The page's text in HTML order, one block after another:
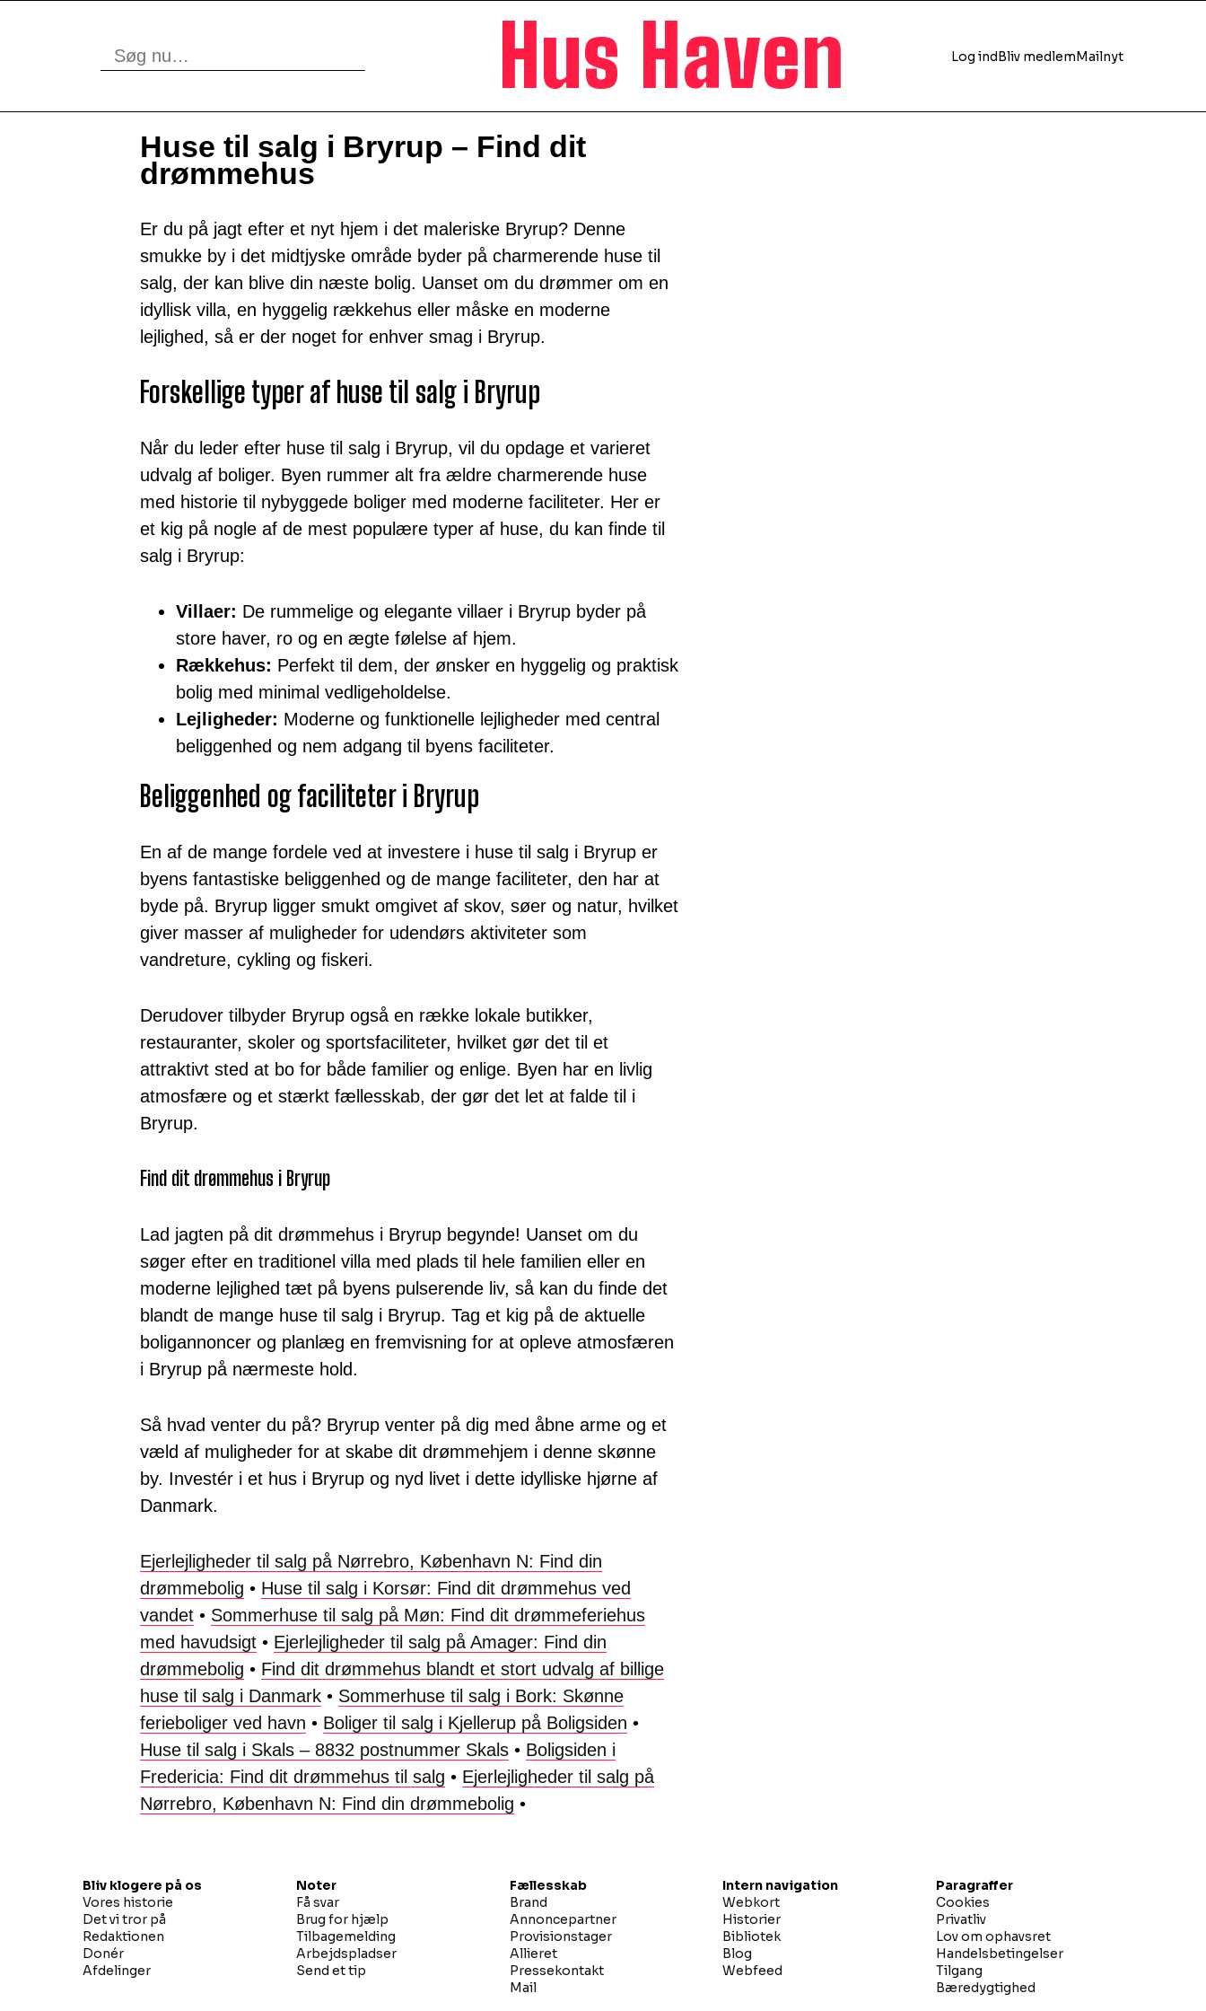
Hus Haven Log indBliv medlemMailnyt
Huse til salg i Bryrup – Find dit
drømmehus
Er du på jagt efter et nyt hjem i det maleriske Bryrup? Denne
smukke by i det midtjyske område byder på charmerende huse til
salg, der kan blive din næste bolig. Uanset om du drømmer om en
idyllisk villa, en hyggelig rækkehus eller måske en moderne
lejlighed, så er der noget for enhver smag i Bryrup.
Forskellige typer af huse til salg i Bryrup
Når du leder efter huse til salg i Bryrup, vil du opdage et varieret
udvalg af boliger. Byen rummer alt fra ældre charmerende huse
med historie til nybyggede boliger med moderne faciliteter. Her er
et kig på nogle af de mest populære typer af huse, du kan finde til
salg i Bryrup:
Villaer: De rummelige og elegante villaer i Bryrup byder på
store haver, ro og en ægte følelse af hjem.
Rækkehus: Perfekt til dem, der ønsker en hyggelig og praktisk
bolig med minimal vedligeholdelse.
Lejligheder: Moderne og funktionelle lejligheder med central
beliggenhed og nem adgang til byens faciliteter.
Beliggenhed og faciliteter i Bryrup
En af de mange fordele ved at investere i huse til salg i Bryrup er
byens fantastiske beliggenhed og de mange faciliteter, den har at
byde på. Bryrup ligger smukt omgivet af skov, søer og natur, hvilket
giver masser af muligheder for udendørs aktiviteter som
vandreture, cykling og fiskeri.
Derudover tilbyder Bryrup også en række lokale butikker,
restauranter, skoler og sportsfaciliteter, hvilket gør det til et
attraktivt sted at bo for både familier og enlige. Byen har en livlig
atmosfære og et stærkt fællesskab, der gør det let at falde til i
Bryrup.
Find dit drømmehus i Bryrup
Lad jagten på dit drømmehus i Bryrup begynde! Uanset om du
søger efter en traditionel villa med plads til hele familien eller en
moderne lejlighed tæt på byens pulserende liv, så kan du finde det
blandt de mange huse til salg i Bryrup. Tag et kig på de aktuelle
boligannoncer og planlæg en fremvisning for at opleve atmosfæren
i Bryrup på nærmeste hold.
Så hvad venter du på? Bryrup venter på dig med åbne arme og et
væld af muligheder for at skabe dit drømmehjem i denne skønne
by. Investér i et hus i Bryrup og nyd livet i dette idylliske hjørne af
Danmark.
Ejerlejligheder til salg på Nørrebro, København N: Find din
drømmebolig • Huse til salg i Korsør: Find dit drømmehus ved
vandet • Sommerhuse til salg på Møn: Find dit drømmeferiehus
med havudsigt • Ejerlejligheder til salg på Amager: Find din
drømmebolig • Find dit drømmehus blandt et stort udvalg af billige
huse til salg i Danmark • Sommerhuse til salg i Bork: Skønne
ferieboliger ved havn • Boliger til salg i Kjellerup på Boligsiden •
Huse til salg i Skals – 8832 postnummer Skals • Boligsiden i
Fredericia: Find dit drømmehus til salg • Ejerlejligheder til salg på
Nørrebro, København N: Find din drømmebolig •
Bliv klogere på os
Vores historie
Det vi tror på
Redaktionen
Donér
Afdelinger
Noter
Få svar
Brug for hjælp
Tilbagemelding
Arbejdspladser
Send et tip
Fællesskab
Brand
Annoncepartner
Provisionstager
Allieret
Pressekontakt
Mail
Intern navigation
Webkort
Historier
Bibliotek
Blog
Webfeed
Paragraffer
Cookies
Privatliv
Lov om ophavsret
Handelsbetingelser
Tilgang
Bæredygtighed